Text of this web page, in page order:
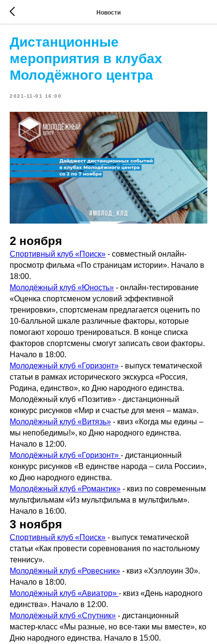
Новости
Дистанционные
мероприятия в клубах
Молодёжного центра
2021-11-01 16:00
2 ноября
Спортивный клуб «Поиск» - совместный онлайн-
просмотр фильма «По страницам истории». Начало в
18:00.
Молодёжный клуб «Юность» - онлайн-тестирование
«Оценка спортсменом условий эффективной
тренировки», спортсменам предлагается оценить по
10-балльной шкале различные факторы, которые
помогают хорошо тренироваться. В конце списка
факторов спортсмены смогут записать свои факторы.
Начало в 18:00.
Молодежный клуб «Горизонт» - выпуск тематической
статьи в рамках исторического экскурса «Россия,
Родина, единство», ко Дню народного единства.
Молодёжный клуб «Позитив» - дистанционный
конкурс рисунков «Мир и счастье для меня – мама».
Молодёжный клуб «Витязь» - квиз «Когда мы едины –
мы непобедимы!», ко Дню народного единства.
Начало в 12:00.
Молодёжный клуб «Горизонт» - дистанционный
конкурс рисунков «В единстве народа – сила России»,
ко Дню народного единства.
Молодёжный клуб «Романтик» - квиз по современным
мультфильмам «Из мультфильма в мультфильм».
Начало в 16:00.
3 ноября
Спортивный клуб «Поиск» - выпуск тематической
статьи «Как провести соревнования по настольному
теннису».
Молодёжный клуб «Ровесник» - квиз «Хэллоуин 30».
Начало в 18:00.
Молодёжный клуб «Авиатор» - квиз «День народного
единства». Начало в 12:00.
Молодёжный клуб «Спутник» - дистанционный
мастер-класс «Мы разные, но все-таки мы вместе», ко
Дню народного единства. Начало в 15:00.